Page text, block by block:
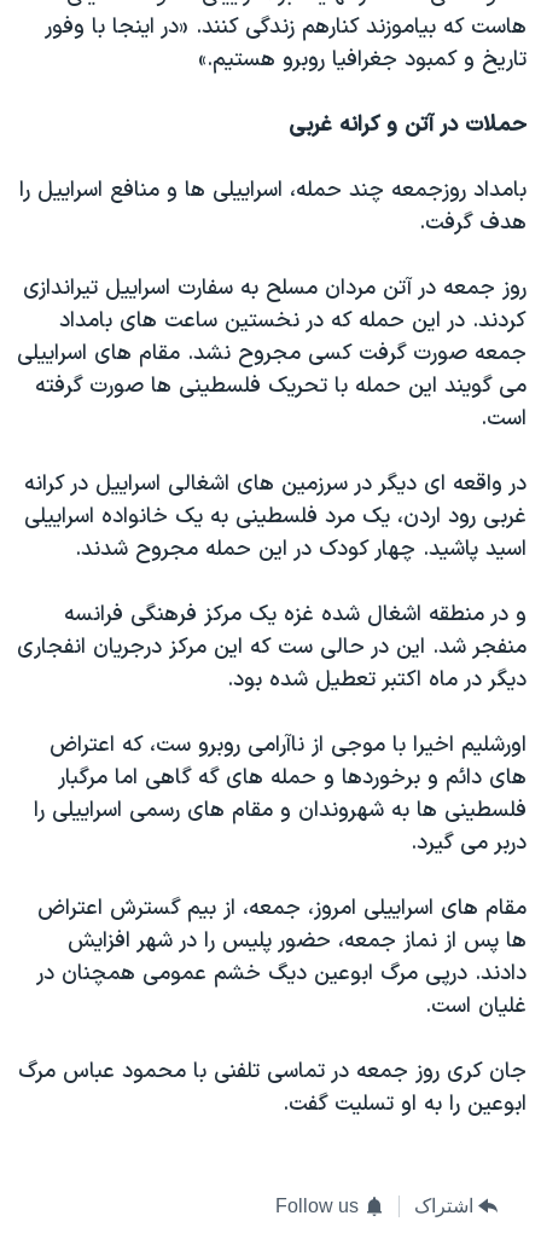
هاست که بیاموزند کنارهم زندگی کنند. «در اینجا با وفور
تاریخ و کمبود جغرافیا روبرو هستیم.»
حملات در آتن و کرانه غربی
بامداد روزجمعه چند حمله، اسراییلی ها و منافع اسراییل را
هدف گرفت.
روز جمعه در آتن مردان مسلح به سفارت اسراییل تیراندازی
کردند. در این حمله که در نخستین ساعت های بامداد
جمعه صورت گرفت کسی مجروح نشد. مقام های اسراییلی
می گویند این حمله با تحریک فلسطینی ها صورت گرفته
است.
در واقعه ای دیگر در سرزمین های اشغالی اسراییل در کرانه
غربی رود اردن، یک مرد فلسطینی به یک خانواده اسراییلی
اسید پاشید. چهار کودک در این حمله مجروح شدند.
و در منطقه اشغال شده غزه یک مرکز فرهنگی فرانسه
منفجر شد. این در حالی ست که این مرکز درجریان انفجاری
دیگر در ماه اکتبر تعطیل شده بود.
اورشلیم اخیرا با موجی از ناآرامی روبرو ست، که اعتراض
های دائم و برخوردها و حمله های گه گاهی اما مرگبار
فلسطینی ها به شهروندان و مقام های رسمی اسراییلی را
دربر می گیرد.
مقام های اسراییلی امروز، جمعه، از بیم گسترش اعتراض
ها پس از نماز جمعه، حضور پلیس را در شهر افزایش
دادند. درپی مرگ ابوعین دیگ خشم عمومی همچنان در
غلیان است.
جان کری روز جمعه در تماسی تلفنی با محمود عباس مرگ
ابوعین را به او تسلیت گفت.
اشتراک Follow us